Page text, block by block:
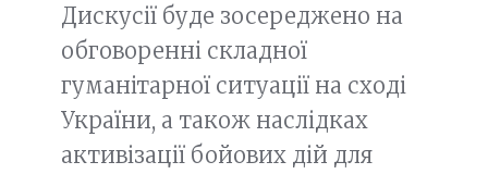
Дискусії буде зосереджено на
обговоренні складної
гуманітарної ситуації на сході
України, а також наслідках
активізації бойових дій для